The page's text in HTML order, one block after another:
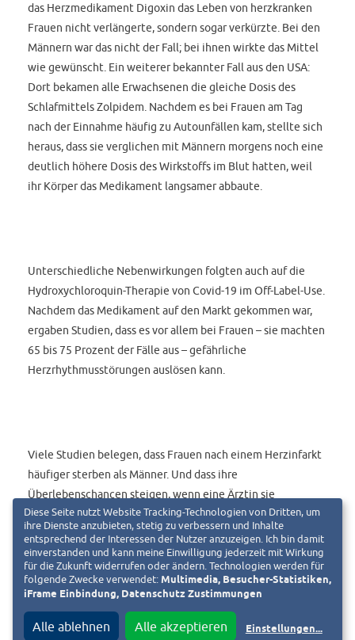
das Herzmedikament Digoxin das Leben von herzkranken
Frauen nicht verlängerte, sondern sogar verkürzte. Bei den
Männern war das nicht der Fall; bei ihnen wirkte das Mittel
wie gewünscht. Ein weiterer bekannter Fall aus den USA:
Dort bekamen alle Erwachsenen die gleiche Dosis des
Schlafmittels Zolpidem. Nachdem es bei Frauen am Tag
nach der Einnahme häufig zu Autounfällen kam, stellte sich
heraus, dass sie verglichen mit Männern morgens noch eine
deutlich höhere Dosis des Wirkstoffs im Blut hatten, weil
ihr Körper das Medikament langsamer abbaute.
Unterschiedliche Nebenwirkungen folgten auch auf die
Hydroxychloroquin-Therapie von Covid-19 im Off-Label-Use.
Nachdem das Medikament auf den Markt gekommen war,
ergaben Studien, dass es vor allem bei Frauen – sie machten
65 bis 75 Prozent der Fälle aus – gefährliche
Herzrhythmusstörungen auslösen kann.
Viele Studien belegen, dass Frauen nach einem Herzinfarkt
häufiger sterben als Männer. Und dass ihre
Überlebenschancen steigen, wenn eine Ärztin sie
behandelt. Denn auch die Symptome von Erkrankungen
können geschlechtsspezifisch unterschiedlich sein. Beim
stechenden Brustschmerz denken alle Ärzt*innen sofort an
einen Herzinfarkt. Aber so kündigt sich der Herzinfarkt
hauptsächlich bei Männern an. Frauen wird übel, sie
erbrechen oder klagen über Rückenschmerzen. Mit der
Folge, dass sie im Schnitt eine Stunde später in die
Diese Seite nutzt Website Tracking-Technologien von Dritten, um
ihre Dienste anzubieten, stetig zu verbessern und Inhalte
entsprechend der Interessen der Nutzer anzuzeigen. Ich bin damit
einverstanden und kann meine Einwilligung jederzeit mit Wirkung
für die Zukunft widerrufen oder ändern. Technologien werden für
folgende Zwecke verwendet: Multimedia, Besucher-Statistiken,
iFrame Einbindung, Datenschutz Zustimmungen
Alle ablehnen Alle akzeptieren Einstellungen...